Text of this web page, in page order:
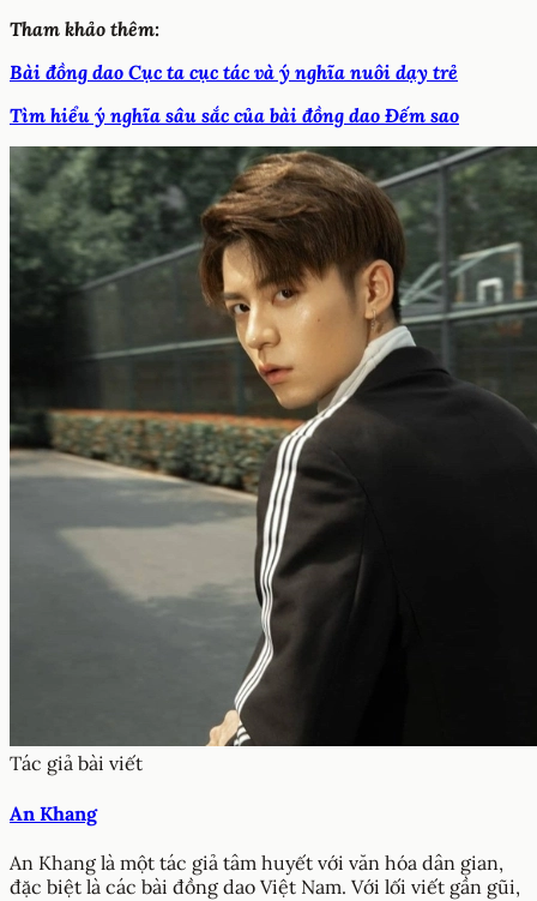
Tham khảo thêm:
Bài đồng dao Cục ta cục tác và ý nghĩa nuôi dạy trẻ
Tìm hiểu ý nghĩa sâu sắc của bài đồng dao Đếm sao
Tác giả bài viết
An Khang
An Khang là một tác giả tâm huyết với văn hóa dân gian,
đặc biệt là các bài đồng dao Việt Nam. Với lối viết gần gũi,